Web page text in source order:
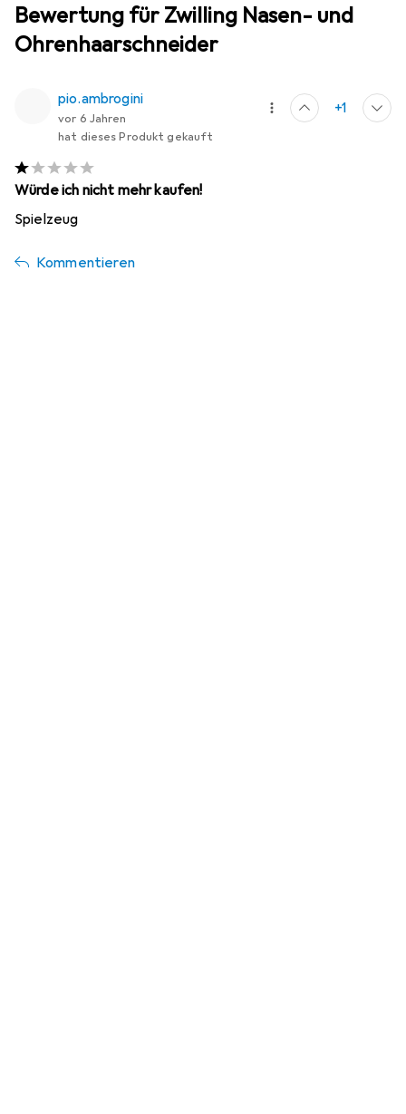
Bewertung für Zwilling Nasen- und
Ohrenhaarschneider
pio.ambrogini
vor 6 Jahren
+1
hat dieses Produkt gekauft
Würde ich nicht mehr kaufen!
Spielzeug
Kommentieren